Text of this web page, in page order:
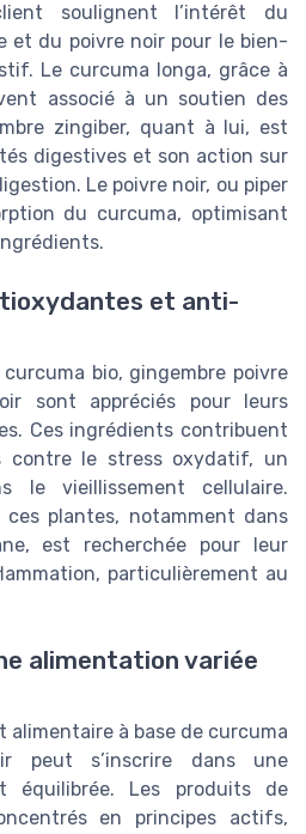
soulignent l’intérêt du
et du poivre noir pour le bien-
Le curcuma longa, grâce à
associé à un soutien des
zingiber, quant à lui, est
digestives et son action sur
Le poivre noir, ou piper
du curcuma, optimisant
et anti-
bio, gingembre poivre
sont appréciés pour leurs
Ces ingrédients contribuent
contre le stress oxydatif, un
le vieillissement cellulaire.
ces plantes, notamment dans
est recherchée pour leur
particulièrement au
alimentation variée
alimentaire à base de curcuma
peut s’inscrire dans une
équilibrée. Les produits de
en principes actifs,